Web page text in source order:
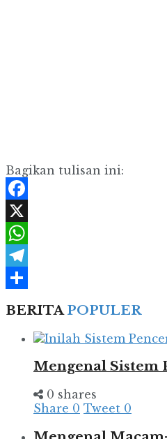
Bagikan tulisan ini:
Facebook
X
WhatsApp
Telegram
BERITAPOPULER
Mengenal Sistem
0 shares
Share 0 Tweet 0